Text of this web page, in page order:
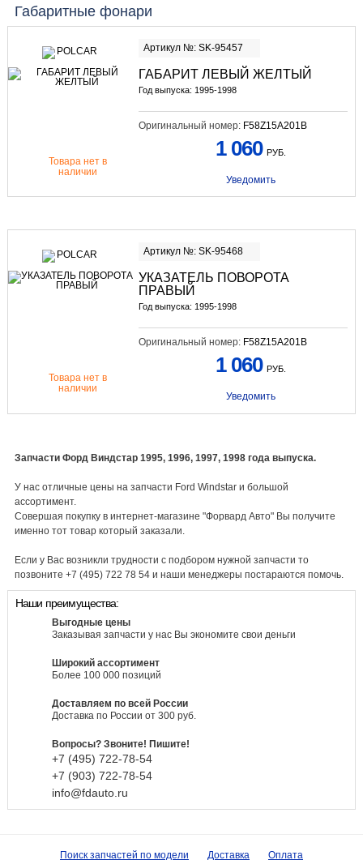
Габаритные фонари
Артикул №: SK-95457
ГАБАРИТ ЛЕВЫЙ ЖЕЛТЫЙ
Год выпуска: 1995-1998
Оригинальный номер: F58Z15A201B
Товара нет в
наличии
1 060 РУБ.
Уведомить
Артикул №: SK-95468
УКАЗАТЕЛЬ ПОВОРОТА
ПРАВЫЙ
Год выпуска: 1995-1998
Оригинальный номер: F58Z15A201B
Товара нет в
наличии
1 060 РУБ.
Уведомить
Запчасти Форд Виндстар 1995, 1996, 1997, 1998 года выпуска.
У нас отличные цены на запчасти Ford Windstar и большой
ассортимент.
Совершая покупку в интернет-магазине "Форвард Авто" Вы получите
именно тот товар который заказали.
Если у Вас возникли трудности с подбором нужной запчасти то
позвоните +7 (495) 722 78 54 и наши менеджеры постараются помочь.
Наши преимущества:
Выгодные цены
Заказывая запчасти у нас Вы экономите свои деньги
Широкий ассортимент
Более 100 000 позиций
Доставляем по всей России
Доставка по России от 300 руб.
Вопросы? Звоните! Пишите!
+7 (495) 722-78-54
+7 (903) 722-78-54
info@fdauto.ru
Поиск запчастей по модели Доставка Оплата